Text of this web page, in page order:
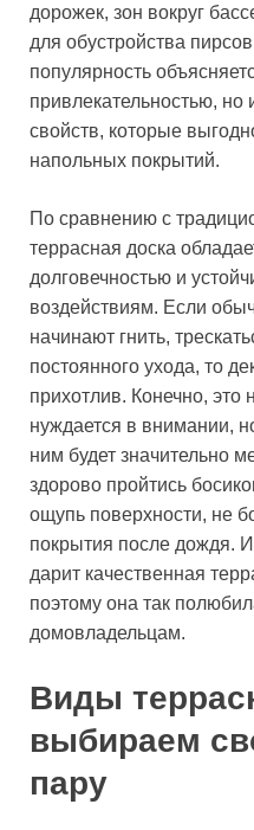
дорожек, зон вокруг
для обустройства
популярность
привлекательностью,
свойств, которые
напольных покрытий.
По сравнению с
террасная доска
долговечностью и
воздействиям. Если
начинают гнить,
постоянного ухода, то
прихотлив. Конечно, это
нуждается в внимании,
ним будет значительно
здорово пройтись
ощупь поверхности, не
покрытия после дождя.
дарит качественная
поэтому она так
домовладельцам.
Виды
выбираем
пару